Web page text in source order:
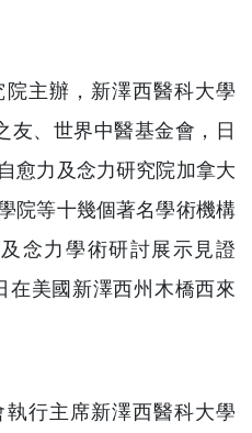
主辦，新澤西醫科大學
友、世界中醫基金會，日
愈力及念力研究院加拿大
院等十幾個著名學術機構
念力學術研討展示見證
美國新澤西州木橋西來
行主席新澤西醫科大學